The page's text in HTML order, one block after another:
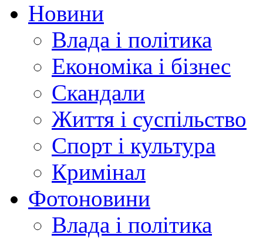
Новини
Влада і політика
Економіка і бізнес
Скандали
Життя і суспільство
Спорт і культура
Кримінал
Фотоновини
Влада і політика